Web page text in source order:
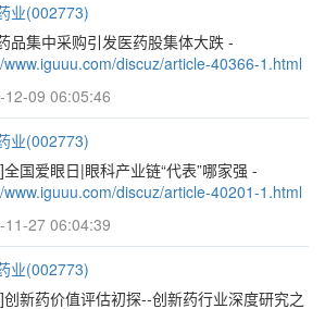
业(002773)
品集中采购引发医药股集体大跌 -
www.iguuu.com/discuz/article-40366-1.html
12-09 06:05:46
业(002773)
全国爱眼日|眼科产业链“代表”哪家强 -
www.iguuu.com/discuz/article-40201-1.html
11-27 06:04:39
业(002773)
创新药价值评估初探--创新药行业深度研究之